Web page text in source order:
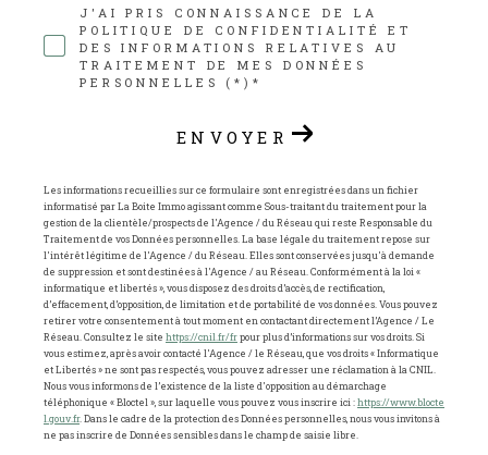
J'AI PRIS CONNAISSANCE DE LA
POLITIQUE DE CONFIDENTIALITÉ ET
DES INFORMATIONS RELATIVES AU
TRAITEMENT DE MES DONNÉES
PERSONNELLES (*)*
ENVOYER
Les informations recueillies sur ce formulaire sont enregistrées dans un fichier
informatisé par La Boite Immo agissant comme Sous-traitant du traitement pour la
gestion de la clientèle/prospects de l'Agence / du Réseau qui reste Responsable du
Traitement de vos Données personnelles. La base légale du traitement repose sur
l'intérêt légitime de l'Agence / du Réseau. Elles sont conservées jusqu'à demande
de suppression et sont destinées à l'Agence / au Réseau. Conformément à la loi «
informatique et libertés », vous disposez des droits d’accès, de rectification,
d’effacement, d’opposition, de limitation et de portabilité de vos données. Vous pouvez
retirer votre consentement à tout moment en contactant directement l’Agence / Le
Réseau. Consultez le site https://cnil.fr/frpour plus d’informations sur vos droits. Si
vous estimez, après avoir contacté l'Agence / le Réseau, que vos droits « Informatique
et Libertés » ne sont pas respectés, vous pouvez adresser une réclamation à la CNIL.
Nous vous informons de l’existence de la liste d'opposition au démarchage
téléphonique « Bloctel », sur laquelle vous pouvez vous inscrire ici :https://www.blocte
l.gouv.fr. Dans le cadre de la protection des Données personnelles, nous vous invitons à
ne pas inscrire de Données sensibles dans le champ de saisie libre.